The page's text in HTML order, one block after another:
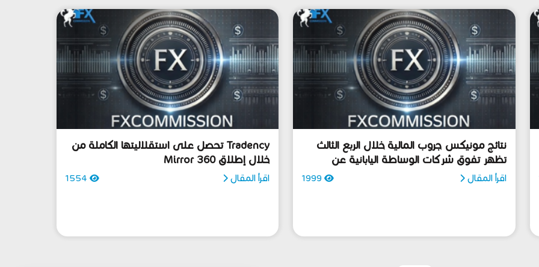
نتائج مونيكس جروب المالية خلال الربع الثالث
تظهر تفوق شركات الوساطة اليابانية عن
نظيرتها في باقي أنحاء العالم -
اقرأ المقال 1999
Tradency تحصل على استقلاليتها الكاملة من
خلال إطلاق Mirror 360
اقرأ المقال 1554